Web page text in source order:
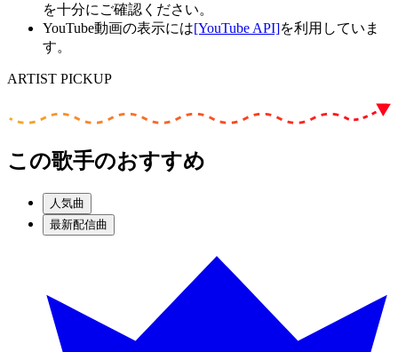
を十分にご確認ください。
YouTube動画の表示には[YouTube API]を利用していま
す。
ARTIST PICKUP
この歌手のおすすめ
人気曲
最新配信曲